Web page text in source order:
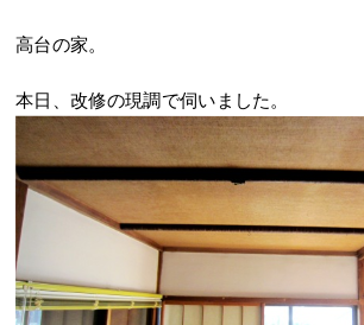
高台の家。
本日、改修の現調で伺いました。